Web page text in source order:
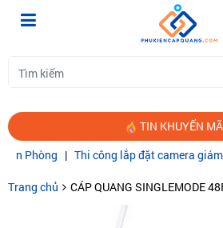
TIN KHUYẾN
|Thi công lắp đặt camera giám sát
Trang chủ CÁP QUANG SINGLEMODE